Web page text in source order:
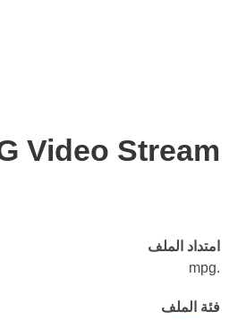
Video Stream
امتداد الملف
.mpg
فئة الملف